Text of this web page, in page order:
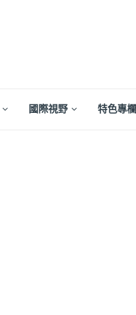
國際視野 特色專欄